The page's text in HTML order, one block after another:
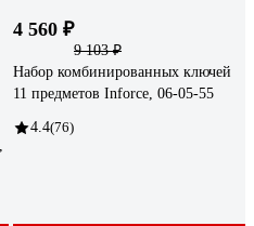
4 560 ₽
9 103 ₽
Набор комбинированных ключей
11 предметов Inforce, 06-05-55
4.4(76)